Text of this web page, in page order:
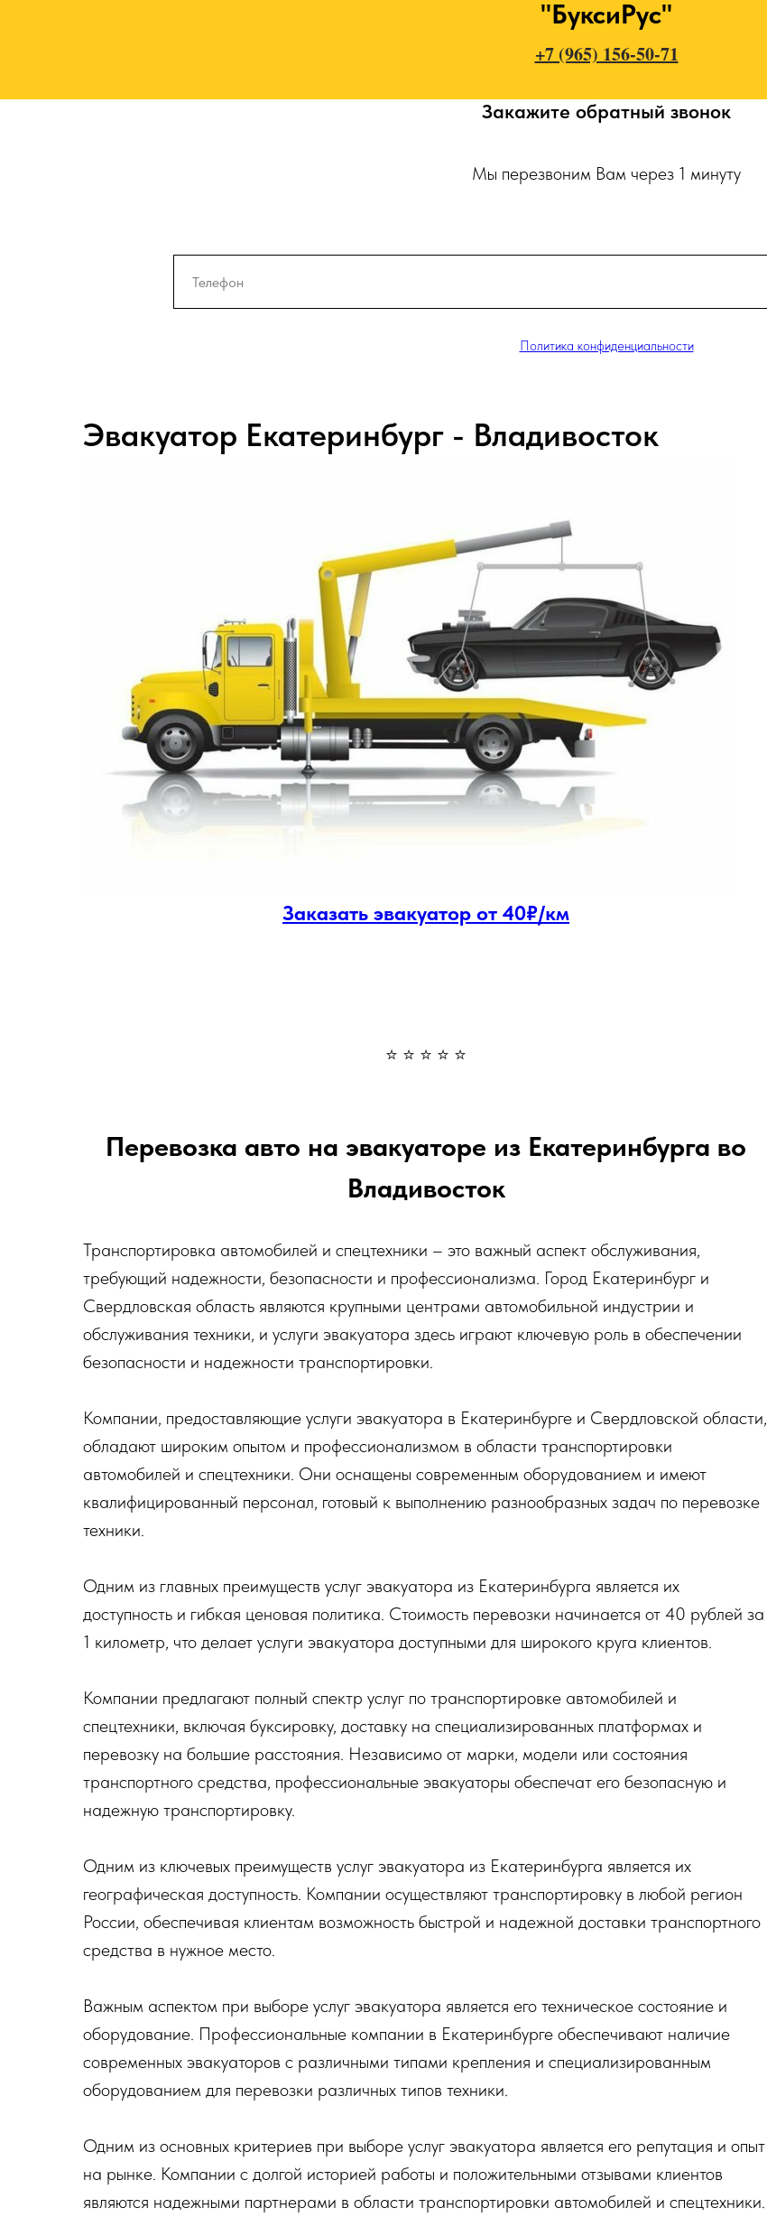
"БуксиРус"
+7 (965) 156-50-71
Закажите обратный звонок
Мы перезвоним Вам через 1 минуту
Политика конфиденциальности
Эвакуатор Екатеринбург - Владивосток
Заказать эвакуатор от 40₽/км
⭐ ⭐ ⭐ ⭐ ⭐
Перевозка авто на эвакуаторе из Екатеринбурга во
Владивосток
Транспортировка автомобилей и спецтехники – это важный аспект обслуживания,
требующий надежности, безопасности и профессионализма. Город Екатеринбург и
Свердловская область являются крупными центрами автомобильной индустрии и
обслуживания техники, и услуги эвакуатора здесь играют ключевую роль в обеспечении
безопасности и надежности транспортировки.
Компании, предоставляющие услуги эвакуатора в Екатеринбурге и Свердловской области,
обладают широким опытом и профессионализмом в области транспортировки
автомобилей и спецтехники. Они оснащены современным оборудованием и имеют
квалифицированный персонал, готовый к выполнению разнообразных задач по перевозке
техники.
Одним из главных преимуществ услуг эвакуатора из Екатеринбурга является их
доступность и гибкая ценовая политика. Стоимость перевозки начинается от 40 рублей за
1 километр, что делает услуги эвакуатора доступными для широкого круга клиентов.
Компании предлагают полный спектр услуг по транспортировке автомобилей и
спецтехники, включая буксировку, доставку на специализированных платформах и
перевозку на большие расстояния. Независимо от марки, модели или состояния
транспортного средства, профессиональные эвакуаторы обеспечат его безопасную и
надежную транспортировку.
Одним из ключевых преимуществ услуг эвакуатора из Екатеринбурга является их
географическая доступность. Компании осуществляют транспортировку в любой регион
России, обеспечивая клиентам возможность быстрой и надежной доставки транспортного
средства в нужное место.
Важным аспектом при выборе услуг эвакуатора является его техническое состояние и
оборудование. Профессиональные компании в Екатеринбурге обеспечивают наличие
современных эвакуаторов с различными типами крепления и специализированным
оборудованием для перевозки различных типов техники.
Одним из основных критериев при выборе услуг эвакуатора является его репутация и опыт
на рынке. Компании с долгой историей работы и положительными отзывами клиентов
являются надежными партнерами в области транспортировки автомобилей и спецтехники.